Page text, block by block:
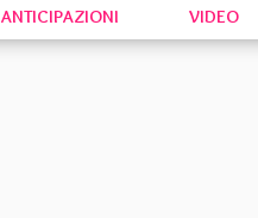
ANTICIPAZIONI VIDEO